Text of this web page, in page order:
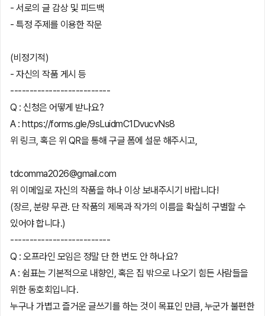
- 서로의 글 감상 및 피드백
- 특정 주제를 이용한 작문
(비정기적)
- 자신의 작품 게시 등
--------------------------
Q : 신청은 어떻게 받나요?
A : https://forms.gle/9sLuidmC1DvucvNs8
위 링크, 혹은 위 QR을 통해 구글 폼에 설문 해주시고,
tdcomma2026@gmail.com
위 이메일로 자신의 작품을 하나 이상 보내주시기 바랍니다!
(장르, 분량 무관. 단 작품의 제목과 작가의 이름을 확실히 구별할 수
있어야 합니다.)
--------------------------
Q : 오프라인 모임은 정말 단 한 번도 안 하나요?
A : 쉼표는 기본적으로 내향인, 혹은 집 밖으로 나오기 힘든 사람들을
위한 동호회입니다.
누구나 가볍고 즐거운 글쓰기를 하는 것이 목표인 만큼, 누군가 불편한